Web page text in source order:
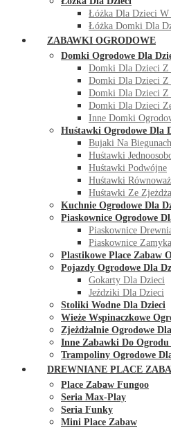
Łóżka Dla Dzieci
Łóżka Domki Dla
ZABAWKI OGRODOWE
Domki Ogrodowe Dla
Domki Dla Dzieci Z
Domki Dla Dzieci Z
Domki Dla Dzieci Z
Domki Dla Dzieci
Inne Domki
Huśtawki Ogrodowe Dla
Bujaki Na
Huśtawki
Huśtawki Podwójne
Huśtawki
Huśtawki Ze
Kuchnie Ogrodowe Dla
Piaskownice Ogrodowe
Piaskownice
Piaskownice
Plastikowe Place Zabaw
Pojazdy Ogrodowe Dla
Gokarty Dla Dzieci
Jeździki Dla Dzieci
Stoliki Wodne Dla Dzieci
Wieże Wspinaczkowe
Zjeżdżalnie Ogrodowe
Inne Zabawki Do Ogrodu
Trampoliny Ogrodowe
DREWNIANE PLACE
Place Zabaw Fungoo
Seria Max-Play
Seria Funky
Mini Place Zabaw